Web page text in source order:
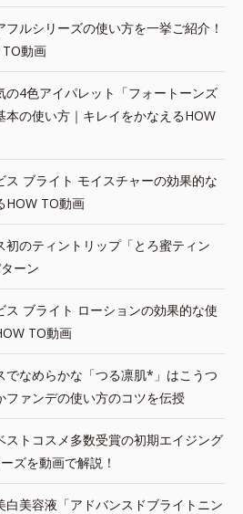
フルシリーズの使い方を一挙ご紹介！
TO動画
の4色アイパレット「フォートーンズ
本の使い方｜キレイをかなえるHOW
ス ブライト モイスチャーの効果的な
HOW TO動画
初のティントリップ「とろ蜜ティン
ーン
ス ブライト ローションの効果的な使
TO動画
でなめらかな「つる凛肌*」はこうつ
ファンデの使い方のコツを伝授
ストコスメ多数受賞の初期エイジング
ズを動画で解説！
白美容液「アドバンスドブライトニン